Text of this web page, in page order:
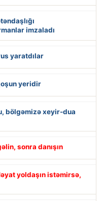
imzaladı
yaratdılar
yeridir
bölgəmizə xeyir-dua
sonra danışın
yoldaşın istəmirsə,